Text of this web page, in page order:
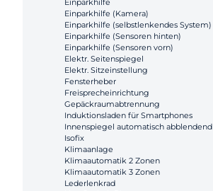
Einparkhilfe
Einparkhilfe (Kamera)
Einparkhilfe (selbstlenkendes System)
Einparkhilfe (Sensoren hinten)
Einparkhilfe (Sensoren vorn)
Elektr. Seitenspiegel
Elektr. Sitzeinstellung
Fensterheber
Freisprecheinrichtung
Gepäckraumabtrennung
Induktionsladen für Smartphones
Innenspiegel automatisch abblendend
Isofix
Klimaanlage
Klimaautomatik 2 Zonen
Klimaautomatik 3 Zonen
Lederlenkrad